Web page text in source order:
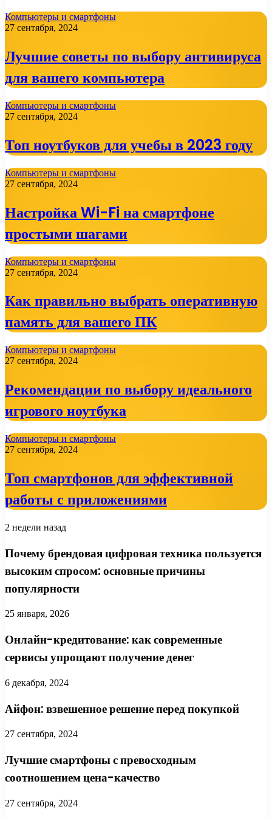
Компьютеры и смартфоны
27 сентября, 2024
Лучшие советы по выбору антивируса
для вашего компьютера
Компьютеры и смартфоны
27 сентября, 2024
Топ ноутбуков для учебы в 2023 году
Компьютеры и смартфоны
27 сентября, 2024
Настройка Wi-Fi на смартфоне
простыми шагами
Компьютеры и смартфоны
27 сентября, 2024
Как правильно выбрать оперативную
память для вашего ПК
Компьютеры и смартфоны
27 сентября, 2024
Рекомендации по выбору идеального
игрового ноутбука
Компьютеры и смартфоны
27 сентября, 2024
Топ смартфонов для эффективной
работы с приложениями
2 недели назад
Почему брендовая цифровая техника пользуется
высоким спросом: основные причины
популярности
25 января, 2026
Онлайн-кредитование: как современные
сервисы упрощают получение денег
6 декабря, 2024
Айфон: взвешенное решение перед покупкой
27 сентября, 2024
Лучшие смартфоны с превосходным
соотношением цена-качество
27 сентября, 2024